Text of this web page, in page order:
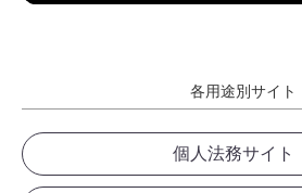
各用途別サイト
個人法務サイト